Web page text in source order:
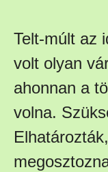
Telt-múlt az
volt olyan
ahonnan a
volna.